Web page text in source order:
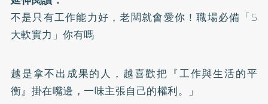
不是只有工作能力好，老闆就會愛你！職場必備「5
大軟實力」你有嗎
越是拿不出成果的人，越喜歡把『工作與生活的平
衡』掛在嘴邊，一味主張自己的權利。」